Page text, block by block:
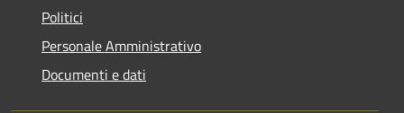
Politici
Personale Amministrativo
Documenti e dati